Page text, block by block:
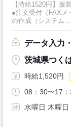
【時給1520円】
●注文受付（FAX
の作成（システム...
データ入力
茨城県つく
時給1,520円
08：30〜17
水曜日 木曜日